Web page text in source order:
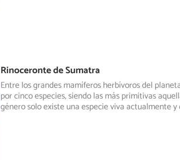
Rinoceronte de Sumatra
Entre los grandes mamíferos herbívoros del
por cinco especies, siendolas más primitivas
género solo existe una especie viva actualmente